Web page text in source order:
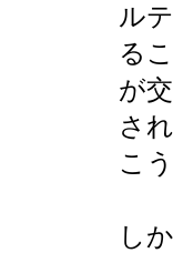
ル
る
が
さ
こ
し